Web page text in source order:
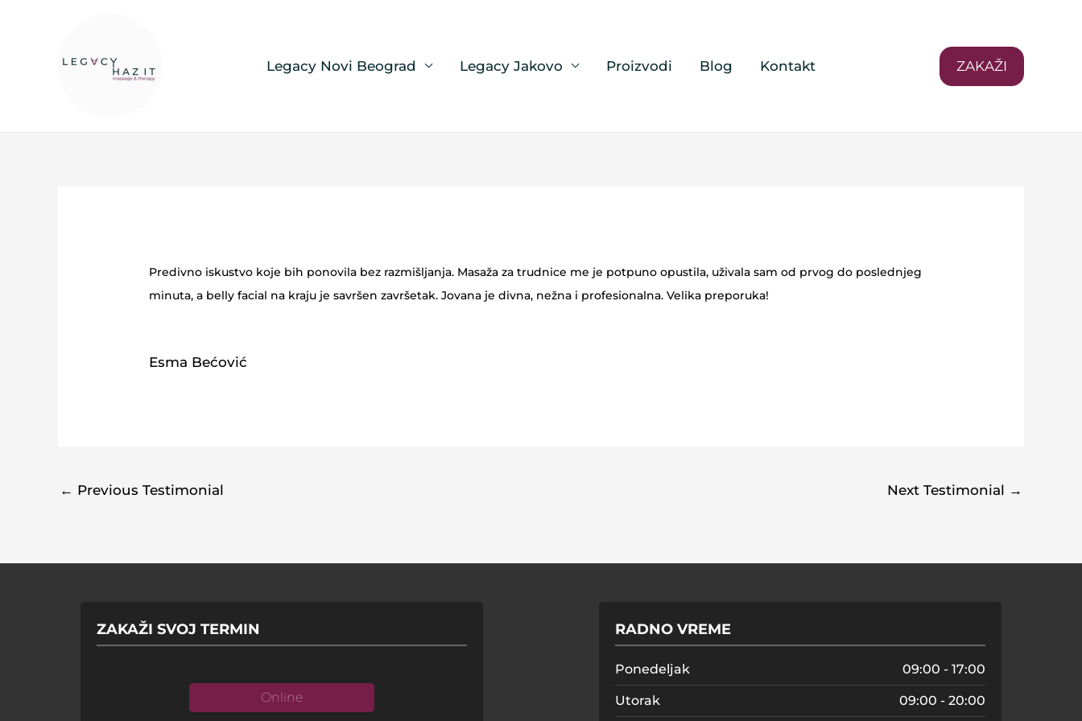
Legacy Novi Beograd Legacy Jakovo Proizvodi Blog Kontakt ZAKAŽI
Predivno iskustvo koje bih ponovila bez razmišljanja. Masaža za trudnice me je potpuno opustila, uživala sam od prvog do poslednjeg
minuta, a belly facial na kraju je savršen završetak. Jovana je divna, nežna i profesionalna. Velika preporuka!
Esma Bećović
← Previous Testimonial Next Testimonial →
ZAKAŽI SVOJ TERMIN
Online
RADNO VREME
Ponedeljak 09:00 - 17:00
Utorak 09:00 - 20:00